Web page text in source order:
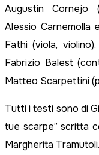
Augustin Cornejo
Alessio Carnemolla
Fathi (viola,
Fabrizio Balest
Matteo Scarpettini
Tutti i testi sono di
tue scarpe” scritta
Margherita Tramutoli.